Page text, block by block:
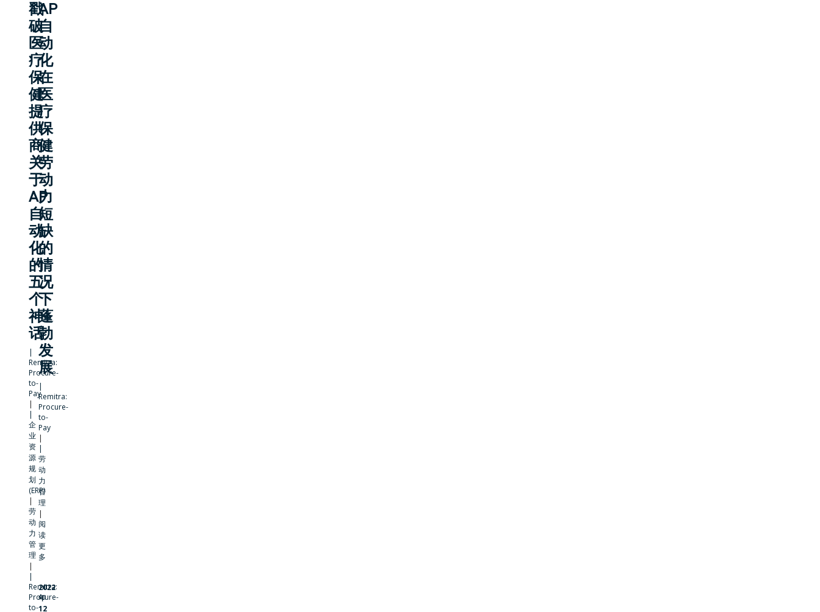
戳
破
医
疗
保
健
提
供
商
关
于
AP
自
动
化
的
五
个
神
话
|
Remitra:
Procure-
to-
Pay
|
|
企
业
资
源
规
划
(ERP)
|
劳
动
力
管
理
|
|
Remitra:
Procure-
to-
AP
自
动
化
在
医
疗
保
健
劳
动
力
短
缺
的
情
况
下
蓬
勃
发
展
|
Remitra:
Procure-
to-
Pay
|
|
劳
动
力
管
理
|
阅
读
更
多
2022
年
12